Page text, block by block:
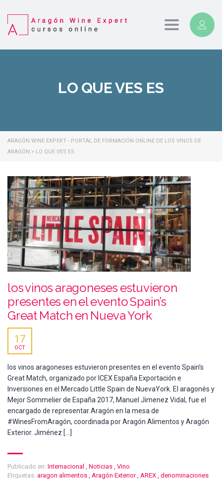
Toggle
LO QUE VES ES
ARAGÓN WINE EXPERT - PORTAL DE FORMACIÓN ONLINE DE LOS VINOS DE
ARAGÓN > LO QUE VES ES
los vinos aragoneses estuvieron
presentes en el evento Spain’s
Great Match en Nueva York
17
OCT
los vinos aragoneses estuvieron presentes en el evento Spain’s
Great Match, organizado por ICEX España Exportación e
Inversiones en el Mercado Little Spain de NuevaYork. El aragonés y
Mejor Sommelier de España 2017, Manuel Jimenez Vidal, fue el
encargado de representar Aragón en la mesa de
#WinesFromAragón, coordinada por Aragón Alimentos y Aragón
Exterior. Jiménez […]
Publicado en: Internacional , Noticias , Vino
Etiquetas: aragon alimentos , Aragón Exterior, AREX , denominaciones